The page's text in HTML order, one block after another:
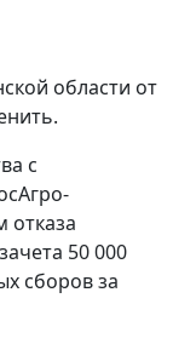
области от
с
отказа
50 000
сборов за